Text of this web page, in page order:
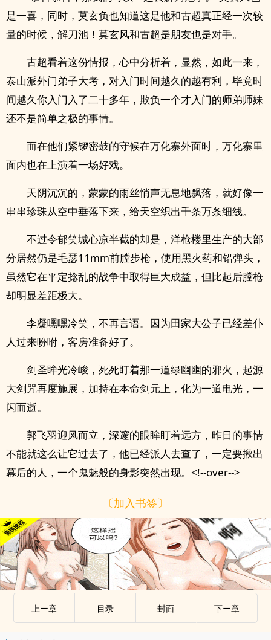
是一喜，同时，莫玄负也知道这是他和古超真正经一次较
量的时候，解刀池！莫玄风和古超是朋友也是对手。
古超看着这份情报，心中分析着，显然，如此一来，
泰山派外门弟子大考，对入门时间越久的越有利，毕竟时
间越久你入门入了二十多年，欺负一个才入门的师弟师妹
还不是简单之极的事情。
而在他们紧锣密鼓的守候在万化寨外面时，万化寨里
面内也在上演着一场好戏。
天阴沉沉的，蒙蒙的雨丝悄声无息地飘落，就好像一
串串珍珠从空中垂落下来，给天空织出千条万条细线。
不过令郁笑城心凉半截的却是，洋枪楼里生产的大部
分居然仍是毛瑟11mm前膛步枪，使用黑火药和铅弹头，
虽然它在平定捻乱的战争中取得巨大成益，但比起后膛枪
却明显差距极大。
李凝嘿嘿冷笑，不再言语。因为田家大公子已经差仆
人过来吩咐，客房准备好了。
剑圣眸光冷峻，死死盯着那一道绿幽幽的邪火，起源
大剑咒再度施展，加持在本命剑元上，化为一道电光，一
闪而逝。
郭飞羽迎风而立，深邃的眼眸盯着远方，昨日的事情
不能就这么让它过去了，他已经派人去查了，一定要揪出
幕后的人，一个鬼魅般的身影突然出现。<!--over-->
〔加入书签〕
上ー章 目录 封面 下ー章